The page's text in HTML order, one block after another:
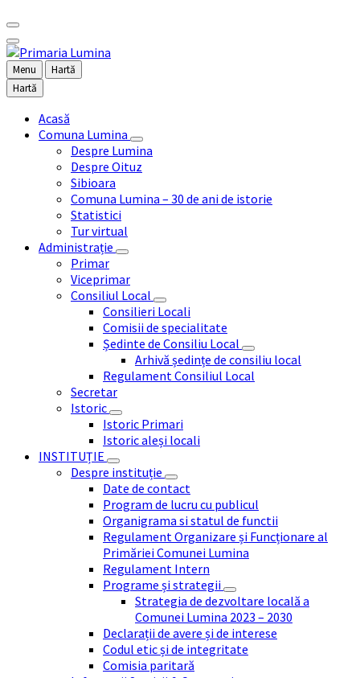
Menu
Hartă
Hartă
Acasă
Comuna Lumina
Despre Lumina
Despre Oituz
Sibioara
Comuna Lumina – 30 de ani de istorie
Statistici
Tur virtual
Administrație
Primar
Viceprimar
Consiliul Local
Consilieri Locali
Comisii de specialitate
Ședinte de Consiliu Local
Arhivă ședințe de consiliu local
Regulament Consiliul Local
Secretar
Istoric
Istoric Primari
Istoric aleși locali
INSTITUȚIE
Despre instituție
Date de contact
Program de lucru cu publicul
Organigrama si statul de functii
Regulament Organizare și Funcționare al
Primăriei Comunei Lumina
Regulament Intern
Programe și strategii
Strategia de dezvoltare locală a
Comunei Lumina 2023 – 2030
Declarații de avere și de interese
Codul etic și de integritate
Comisia paritară